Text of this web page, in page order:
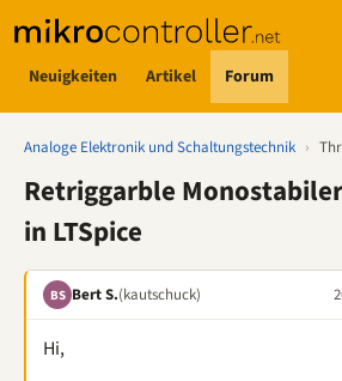
Neuigkeiten Artikel Forum
Analoge Elektronik und Schaltungstechnik ›
Retriggarble
in LTSpice
BS Bert S.(kautschuck)
Hi,